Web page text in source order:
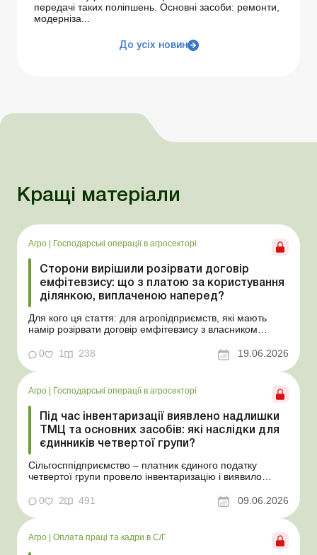
передачі таких поліпшень. Основні засоби: ремонти,
модерніза...
До усіх новин
Кращі матеріали
Агро Господарські операції в агросекторі
Сторони вирішили розірвати договір
емфітевзису: що з платою за користування
ділянкою, виплаченою наперед?
Для кого ця стаття: для агропідприємств, які мають
намір розірвати договір емфітевзису з власником
ситуацію тим, що плата за користування земельною
ділянкою була виплачена власнику наперед за декілька
років. У такому разі перед емфітевтом і власник...
0 1 238 19.06.2026
Агро | Господарські операції в агросекторі
Під час інвентаризації виявлено надлишки
ТМЦ та основних засобів: які наслідки для
єдинників четвертої групи?
Сільгосппідприємство – платник єдиного податку
четвертої групи провело інвентаризацію і виявило
товарів, продукції власного виробництва, а також
основних засобів (далі – ОЗ). Як вплинуть такі
надлишки при їх оприбуткуванні на частку сільгоспто...
0 2 491 09.06.2026
Агро | Оплата праці та кадри в С/Г